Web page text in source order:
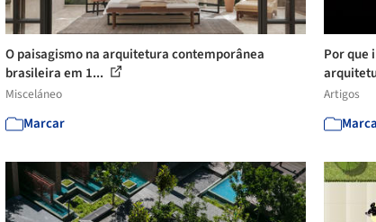
O paisagismo na arquitetura contemporânea
brasileira em 1...
Misceláneo
Marcar
Por que
Artigos